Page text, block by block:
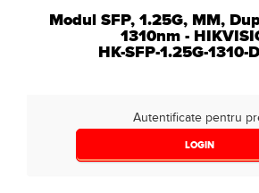
Modul SFP, 1.25G, MM,
1310nm -
HK-SFP-1.25G-1310-
Autentificate pentru
LOGIN